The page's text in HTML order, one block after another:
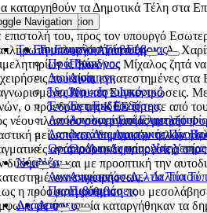
Toggle Navigation
Το Επιμελητήριο Εύβοιας
Πρόεδρος
Διοίκηση
Ίδρυση – Ιστορικό
Έντυπες Εκδόσεις
Απολογισμοί
Δαπάνες Διαφημιστικής
Ωράριο Λειτουργίας
Νέα
Ανακοινώσεις – Δελτία
Παρεμβάσεις
Δράσεις
Navigation
Το Επιμελητήριο Εύβοιας
Πρόεδρος
Διοίκηση
Ίδρυση – Ιστορικό
Έντυπες Εκδόσεις
Απολογισμοί Επιμελητηρίου
Δαπάνες Διαφημιστικής
Ωράριο Λειτουργίας Υπηρεσίας
Νέα
Ανακοινώσεις – Δελτία Τύπου
Παρεμβάσεις
Δράσεις
καταργηθούν τα Δημοτικά Τέλη στα
του, προς τον υπουργό
υπουργό Ανάπτυξης κ. Α.
κ. Κων/νος Μίχαλος ζητά
που είναι εγκατεστημένες
Άτυπες Συγκεντρώσεις.
ο πρόεδρος της ΚΕΕ ζήτησε από
νέου πλαισίου συνεργασίας μεταξύ
μείωση των δημοτικών τελών που
ανταποδοτικές υπηρεσίες,
δύο μερών και με προοπτική την
επιχειρήσεων.
η πρόσφατη ρύθμιση που
με την οποία καταργήθηκαν τα